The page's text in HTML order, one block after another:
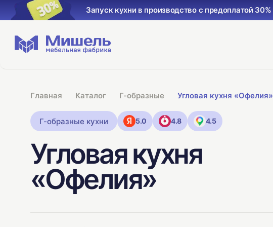
Запуск кухни в производство с предоплатой 30%
Главная Каталог Г-образные Угловая кухня «Офелия»
Г-образные кухни 5.0 4.8 4.5
Угловая кухня
«Офелия»